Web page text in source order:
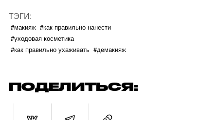
ТЭГИ:
#макияж #как правильно нанести
#уходовая косметика
#как правильно ухаживать #демакияж
ПОДЕЛИТЬСЯ: